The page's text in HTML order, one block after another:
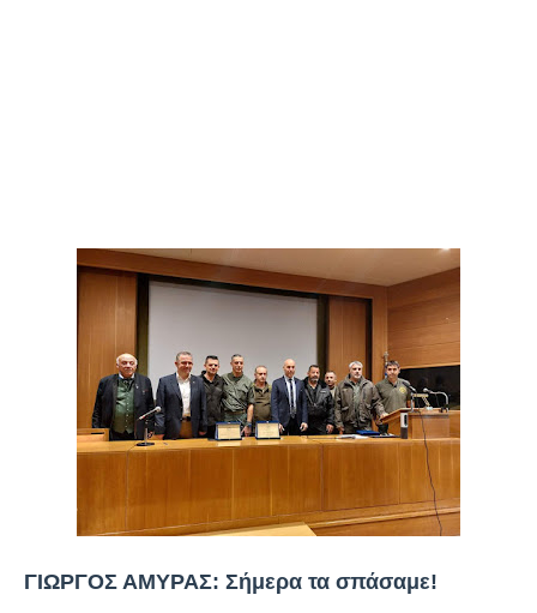
ΓΙΩΡΓΟΣ ΑΜΥΡΑΣ: Σήμερα τα σπάσαμε!